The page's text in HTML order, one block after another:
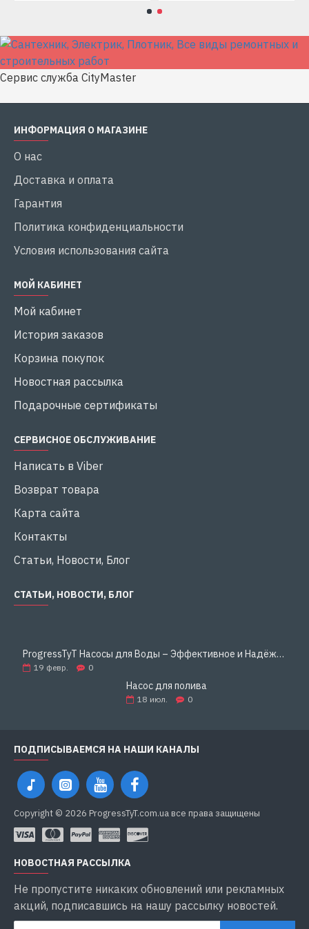
Сервис служба CityMaster
ИНФОРМАЦИЯ О МАГАЗИНЕ
О нас
Доставка и оплата
Гарантия
Политика конфиденциальности
Условия использования сайта
МОЙ КАБИНЕТ
Мой кабинет
История заказов
Корзина покупок
Новостная рассылка
Подарочные сертификаты
СЕРВИСНОЕ ОБСЛУЖИВАНИЕ
Написать в Viber
Возврат товара
Карта сайта
Контакты
Статьи, Новости, Блог
СТАТЬИ, НОВОСТИ, БЛОГ
ProgressTyT Насосы для Воды – Эффективное и Надёжное Решение для Дома и Бизнеса
19 февр. 0
Насос для полива
18 июл. 0
ПОДПИСЫВАЕМСЯ НА НАШИ КАНАЛЫ
Copyright © 2026 ProgressTyT.com.ua все права защищены
НОВОСТНАЯ РАССЫЛКА
Не пропустите никаких обновлений или рекламных
акций, подписавшись на нашу рассылку новостей.